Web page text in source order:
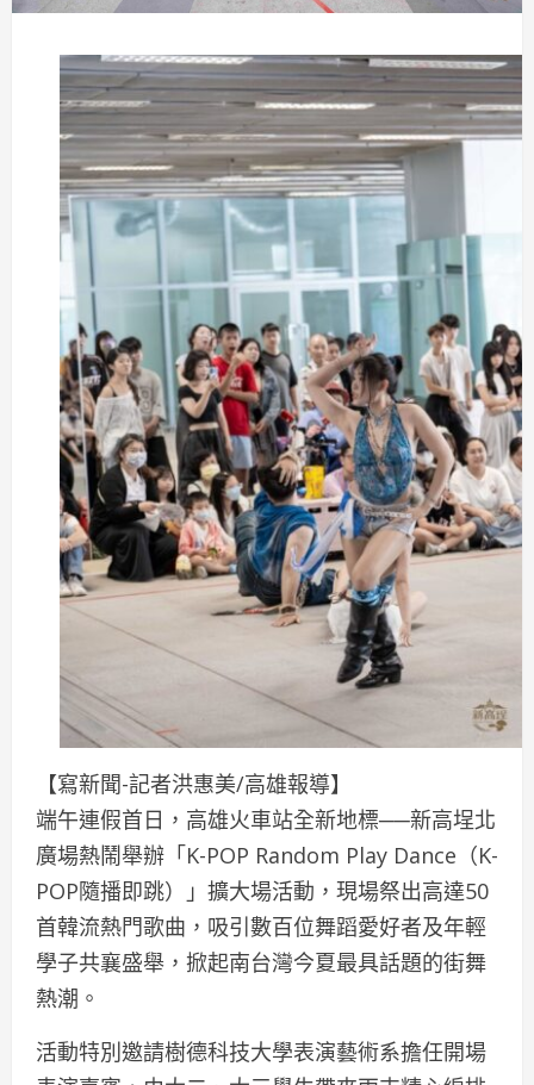
【寫新聞-記者洪惠美/高雄報導】
端午連假首日，高雄火車站全新地標──新高埕北
廣場熱鬧舉辦「K-POP Random Play Dance（K-
POP隨播即跳）」擴大場活動，現場祭出高達50
首韓流熱門歌曲，吸引數百位舞蹈愛好者及年輕
學子共襄盛舉，掀起南台灣今夏最具話題的街舞
熱潮。
活動特別邀請樹德科技大學表演藝術系擔任開場